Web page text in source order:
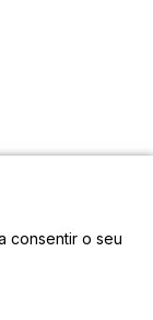
consentir o seu